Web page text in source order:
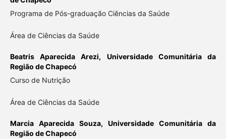
Programa de Pós-graduação Ciências da Saúde
Área de Ciências da Saúde
Beatris Aparecida Arezi, Universidade Comunitária da
Região de Chapecó
Curso de Nutrição
Área de Ciências da Saúde
Marcia Aparecida Souza,Universidade Comunitária da
Região de Chapecó